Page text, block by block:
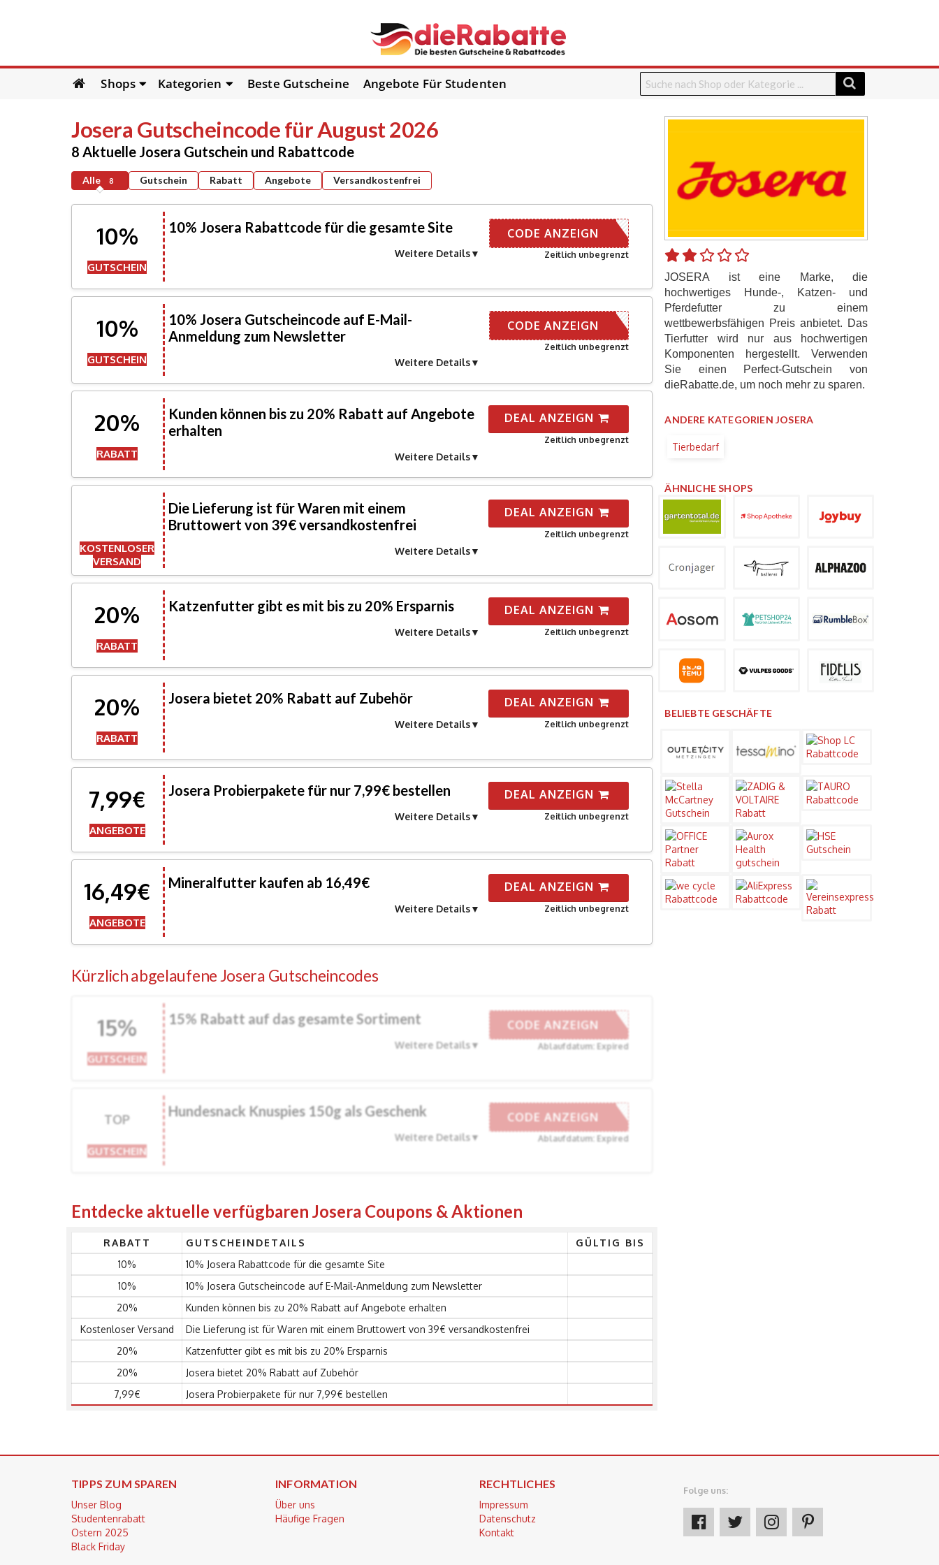
Skip
to
Shops Kategorien Beste Gutscheine Angebote Für Studenten
Josera Gutscheincode für August 2026
8 Aktuelle Josera Gutschein und Rabattcode
Alle 8 Gutschein Rabatt Angebote Versandkostenfrei
10%
GUTSCHEIN
10% Josera Rabattcode für die gesamte Site
Weitere Details
NEUKUNDE
CODE ANZEIGN
Zeitlich unbegrenzt
10%
GUTSCHEIN
10% Josera Gutscheincode auf E-Mail-
Anmeldung zum Newsletter
Weitere Details
ER EMAIL
CODE ANZEIGN
Zeitlich unbegrenzt
20%
RABATT
Kunden können bis zu 20% Rabatt auf Angebote
erhalten
Weitere Details
DEAL ANZEIGN
Zeitlich unbegrenzt
KOSTENLOSER
VERSAND
Die Lieferung ist für Waren mit einem
Bruttowert von 39€ versandkostenfrei
Weitere Details
DEAL ANZEIGN
Zeitlich unbegrenzt
20%
RABATT
Katzenfutter gibt es mit bis zu 20% Ersparnis
Weitere Details
DEAL ANZEIGN
Zeitlich unbegrenzt
20%
RABATT
Josera bietet 20% Rabatt auf Zubehör
Weitere Details
DEAL ANZEIGN
Zeitlich unbegrenzt
7,99€
ANGEBOTE
Josera Probierpakete für nur 7,99€ bestellen
Weitere Details
DEAL ANZEIGN
Zeitlich unbegrenzt
16,49€
ANGEBOTE
Mineralfutter kaufen ab 16,49€
Weitere Details
DEAL ANZEIGN
Zeitlich unbegrenzt
Kürzlich abgelaufene Josera Gutscheincodes
15%
GUTSCHEIN
15% Rabatt auf das gesamte Sortiment
Weitere Details
HRISTMAS
CODE ANZEIGN
Ablaufdatum: Expired
TOP
GUTSCHEIN
Hundesnack Knuspies 150g als Geschenk
Weitere Details
ESNACK24
CODE ANZEIGN
Ablaufdatum: Expired
Entdecke aktuelle verfügbaren Josera Coupons & Aktionen
RABATT GUTSCHEINDETAILS
GÜLTIG BIS
10%
10% Josera Rabattcode für die gesamte Site
10%
10% Josera Gutscheincode auf E-Mail-Anmeldung zum Newsletter
20%
Kunden können bis zu 20% Rabatt auf Angebote erhalten
Kostenloser Versand
Die Lieferung ist für Waren mit einem Bruttowert von 39€ versandkostenfrei
20%
Katzenfutter gibt es mit bis zu 20% Ersparnis
20%
Josera bietet 20% Rabatt auf Zubehör
7,99€
Josera Probierpakete für nur 7,99€ bestellen
JOSERA ist eine Marke, die
hochwertiges Hunde-, Katzen- und
Pferdefutter zu einem
wettbewerbsfähigen Preis anbietet. Das
Tierfutter wird nur aus hochwertigen
Komponenten hergestellt. Verwenden
Sie einen Perfect-Gutschein von
dieRabatte.de, um noch mehr zu sparen.
ANDERE KATEGORIEN JOSERA
Tierbedarf
ÄHNLICHE SHOPS
BELIEBTE GESCHÄFTE
TIPPS ZUM SPAREN
Unser Blog
Studentenrabatt
Ostern 2025
Black Friday
INFORMATION
Über uns
Häufige Fragen
RECHTLICHES
Impressum
Datenschutz
Kontakt
Folge uns: